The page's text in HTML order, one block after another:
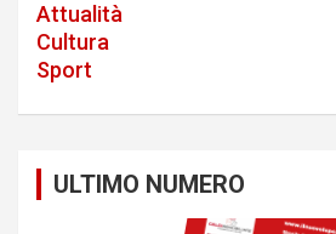
a
Attualità
Cultura
Sport
ULTIMO NUMERO